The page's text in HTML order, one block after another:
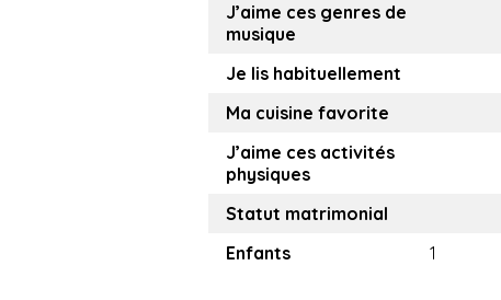
J’aime ces genres de
musique
Je lis habituellement
Ma cuisine favorite
J’aime ces activités
physiques
Statut matrimonial
Enfants
1